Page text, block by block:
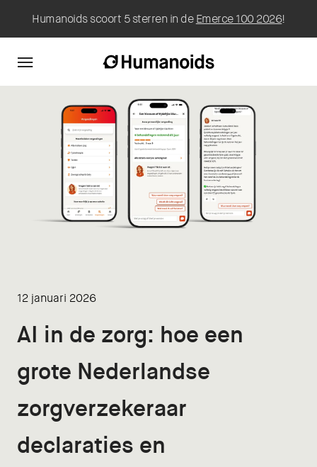
Humanoids scoort 5 sterren in deEmerce 100 2026!
12 januari 2026
AI in de zorg: hoe een
grote Nederlandse
zorgverzekeraar
declaraties en